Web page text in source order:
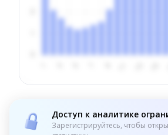
Доступ к аналитике
Зарегистрируйтесь, чтобы